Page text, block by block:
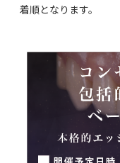
着順となります。